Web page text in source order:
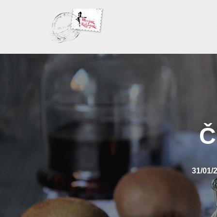
sadržaj
31/01/